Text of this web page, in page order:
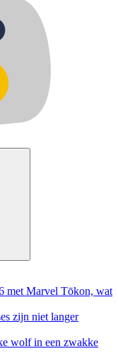
met Marvel Tōkon, wat
zijn niet langer
wolf in een zwakke